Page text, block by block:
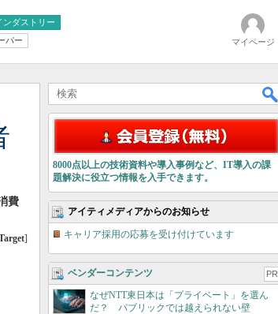
ンダストリー
パー マイページ
費
]
8000点以上の技術資料や導入事例など、IT導入の課
題解決に役立つ情報を入手できます。
アイティメディアからのお知らせ
キャリア採用の応募を受け付けています
ベンダーコンテンツ PR
なぜNTT東日本は「プライベート」を選ん
だ？ パブリックでは越えられない壁